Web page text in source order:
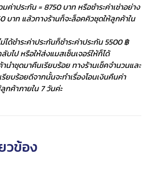
วมค่าประกัน = 8750 บาท หรือชำระค่าเช่าอย่าง
บาท แล้วทางร้านก็จะล็อคคิวชุดให้ลูกค้าใน
ได้ชำระค่าประกันก็ชำระค่าประกัน 5500 ฿
บไป หรือให้ส่งแมสเซ็นเจอร์ให้ก็ได้
นำชุดมาคืนเรียบร้อย ทางร้านเช็คจำนวนและ
ยบร้อยดีจากนั้นจะทำเรื่องโอนเงินคืนค่า
กค้าภายใน 7 วันค่ะ
วข้อง